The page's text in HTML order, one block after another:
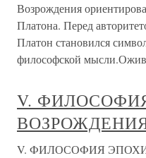
Возрождения
Платона. Перед
Платон становился
философской
V.
V. ФИЛОСОФИЯ